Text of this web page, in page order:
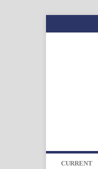
CURRENT